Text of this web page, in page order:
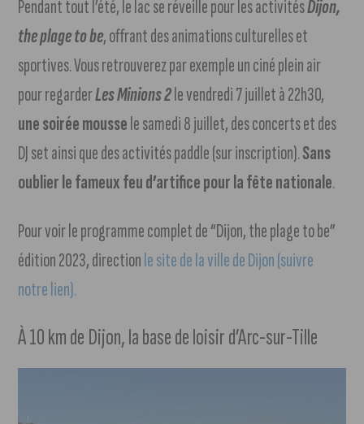
Pendant tout l’été, le lac se réveille pour les activitésDijon,
the plage to be, offrant des animations culturelles et
sportives. Vous retrouverez par exemple un ciné plein air
pour regarderLes Minions2le vendredi 7 juillet à 22h30,
une soirée moussele samedi 8 juillet, des concerts et des
DJ set ainsi que des activités paddle (sur inscription).Sans
oublier le fameux feu d’artifice pour la fête nationale.
Pour voir le programme complet de “Dijon, the plage to be”
édition 2023, directionle site de la ville de Dijon (suivre
notre lien).
À 10 km de Dijon, la base de loisir d’Arc-sur-Tille